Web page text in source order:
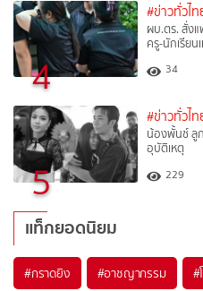
4
#ข่าวทั่วไท
ผบ.ตร. สั่ง
ครู-นักเรียน
34
5
#ข่าวทั่วไท
น้องพั้นช์ ลู
อุบัติเหตุ
229
แท็กยอดนิยม
#กราดยิง #อาชญากรรม #